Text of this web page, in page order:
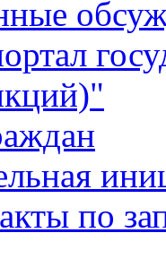
по